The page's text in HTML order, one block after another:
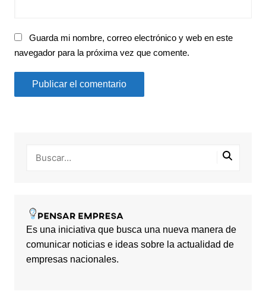
Guarda mi nombre, correo electrónico y web en este
navegador para la próxima vez que comente.
Es una iniciativa que busca una nueva manera de
comunicar noticias e ideas sobre la actualidad de
empresas nacionales.